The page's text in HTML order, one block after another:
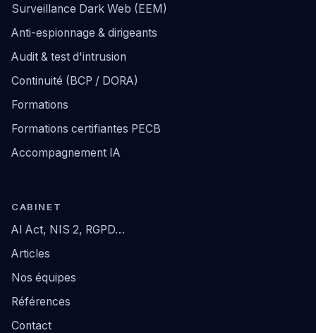
Surveillance Dark Web (EEM)
Anti-espionnage & dirigeants
Audit & test d'intrusion
Continuité (BCP / DORA)
Formations
Formations certifiantes PECB
Accompagnement IA
CABINET
AI Act, NIS 2, RGPD…
Articles
Nos équipes
Références
Contact